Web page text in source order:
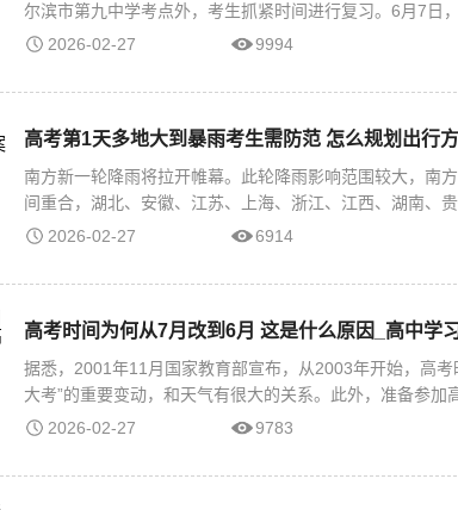
尔滨市第九中学考点外，考生抓紧时间进行复习。6月7日
生等待进入考场。此外，出门前，请再检
2026-02-27 9994
高考第1天多地大到暴雨考生需防范 怎么规划出行
南方新一轮降雨将拉开帷幕。此轮降雨影响范围较大，南
间重合，湖北、安徽、江苏、上海、浙江、江西、湖南、
暴雨，考生与家长请合理规划出
2026-02-27 6914
高考时间为何从7月改到6月 这是什么原因_高中学
据悉，2001年11月国家教育部宣布，从2003年开始，高
大考”的重要变动，和天气有很大的关系。此外，准备参加
前熟悉考点位置和查看考场示意图，带
2026-02-27 9783